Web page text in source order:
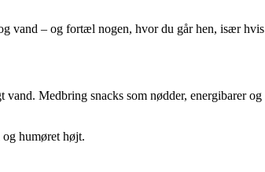
vand – og fortæl nogen, hvor du går hen, især
Medbring snacks som nødder, energibarer
humøret højt.